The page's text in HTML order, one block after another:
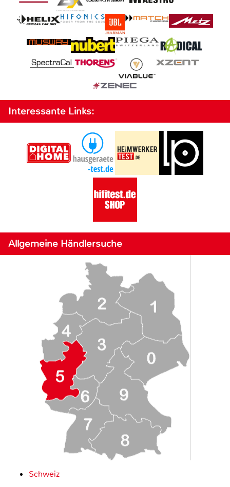
Interessante Links:
Allgemeine Händlersuche
Schweiz